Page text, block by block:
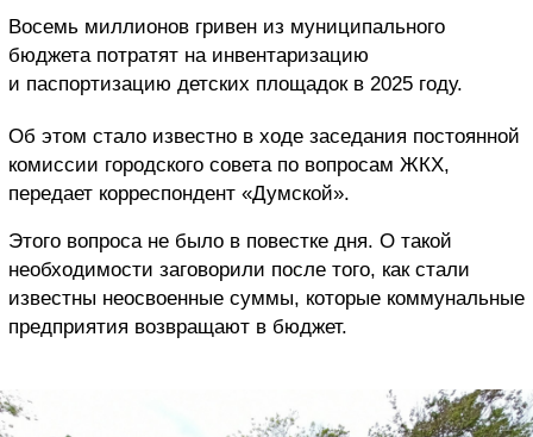
Восемь миллионов гривен из муниципального
бюджета потратят на инвентаризацию
и паспортизацию детских площадок в 2025 году.
Об этом стало известно в ходе заседания постоянной
комиссии городского совета по вопросам ЖКХ,
передает корреспондент «Думской».
Этого вопроса не было в повестке дня. О такой
необходимости заговорили после того, как стали
известны неосвоенные суммы, которые коммунальные
предприятия возвращают в бюджет.